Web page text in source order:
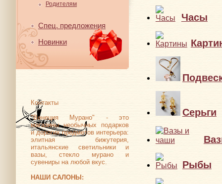
Родителям
Спец. предложения
Новинки
Контакты
"Венеция Мурано" - это
магазины необычных подарков
и дорогих предметов интерьера:
элитная бижутерия,
итальянские светильники и
вазы, стекло мурано и
сувениры на любой вкус.
НАШИ САЛОНЫ:
Часы
Серьги
Рыбы